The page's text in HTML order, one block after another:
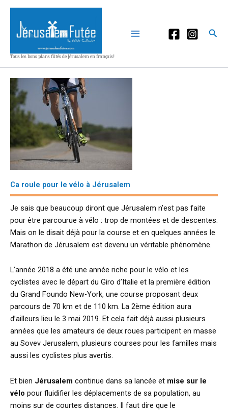
Aller
contenu
Tous les bons plans fûtés de Jérusalem en français!
Ca roule pour le vélo à Jérusalem
Je sais que beaucoup diront que Jérusalem n’est pas faite
pour être parcourue à vélo : trop de montées et de descentes.
Mais on le disait déjà pour la course et en quelques années le
Marathon de Jérusalem est devenu un véritable phénomène.
L’année 2018 a été une année riche pour le vélo et les
cyclistes avec le départ du Giro d’Italie et la première édition
du Grand Foundo New-York, une course proposant deux
parcours de 70 km et de 110 km. La 2ème édition aura
d’ailleurs lieu le 3 mai 2019. Et cela fait déjà aussi plusieurs
années que les amateurs de deux roues participent en masse
au Sovev Jerusalem, plusieurs courses pour les familles mais
aussi les cyclistes plus avertis.
Et bien Jérusalem continue dans sa lancée et mise sur le
vélo pour fluidifier les déplacements de sa population, au
moins sur de courtes distances. Il faut dire que le